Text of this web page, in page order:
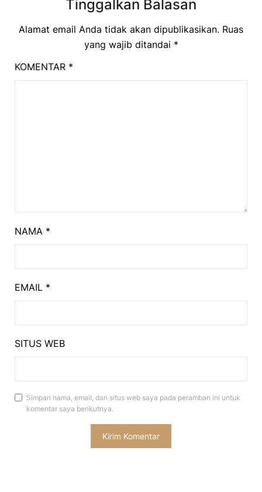
Tinggalkan Balasan
Alamat email Anda tidak akan dipublikasikan. Ruas
yang wajib ditandai *
KOMENTAR *
NAMA *
EMAIL *
SITUS WEB
Simpan nama, email, dan situs web saya pada peramban ini untuk
komentar saya berikutnya.